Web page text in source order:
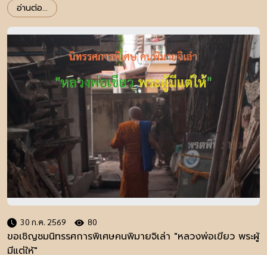
อ่านต่อ...
30 ก.ค. 2569 80
ขอเชิญชมนิทรรศการพิเศษคนพิมายจิเล่า "หลวงพ่อเขียว พระผู้
มีแต่ให้"